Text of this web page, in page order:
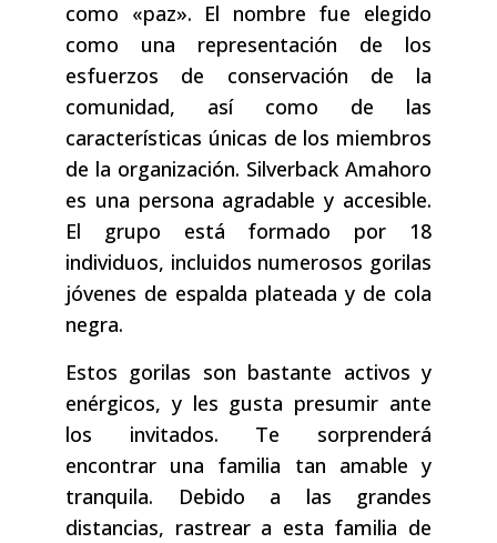
como «paz». El nombre fue elegido
como una representación de los
esfuerzos de conservación de la
comunidad, así como de las
características únicas de los miembros
de la organización. Silverback Amahoro
es una persona agradable y accesible.
El grupo está formado por 18
individuos, incluidos numerosos gorilas
jóvenes de espalda plateada y de cola
negra.
Estos gorilas son bastante activos y
enérgicos, y les gusta presumir ante
los invitados. Te sorprenderá
encontrar una familia tan amable y
tranquila. Debido a las grandes
distancias, rastrear a esta familia de